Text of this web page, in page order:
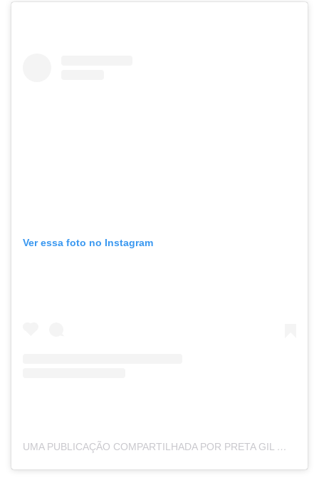
Ver essa foto no Instagram
UMA PUBLICAÇÃO COMPARTILHADA POR PRETA GIL 🎤 (@PRETAGIL)